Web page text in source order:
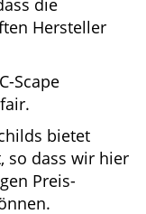
die
zu
Gehäuse